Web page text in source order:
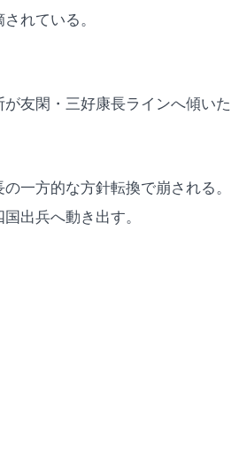
れている。
友閑・三好康長ラインへ傾いた
一方的な方針転換で崩される。
出兵へ動き出す。